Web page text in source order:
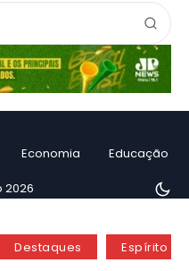
Economia Educação
2026
Destaques Espírito